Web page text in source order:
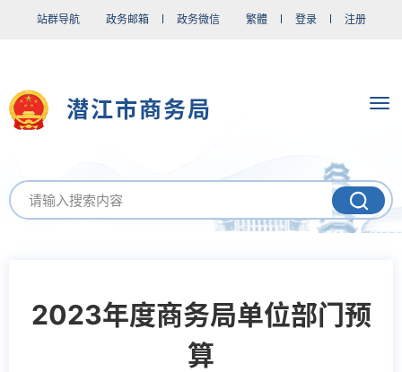
站群导航 政务邮箱 政务微信 繁體 登录 注册
潜江市商务局
2023年度商务局单位部门预
算